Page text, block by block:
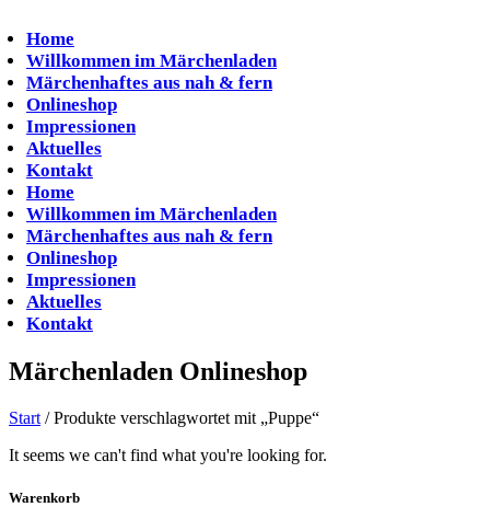
Inhalt
springen
Home
Willkommen im Märchenladen
Märchenhaftes aus nah & fern
Onlineshop
Impressionen
Aktuelles
Kontakt
Home
Willkommen im Märchenladen
Märchenhaftes aus nah & fern
Onlineshop
Impressionen
Aktuelles
Kontakt
Märchenladen Onlineshop
Start / Produkte verschlagwortet mit „Puppe“
It seems we can't find what you're looking for.
Warenkorb